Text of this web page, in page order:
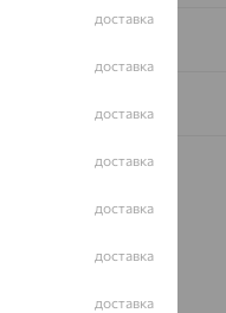
доставка
доставка
доставка
доставка
доставка
доставка
доставка